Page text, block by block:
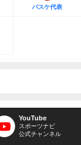
バスケ代表
YouTube
スポーツナビ
公式チャンネル